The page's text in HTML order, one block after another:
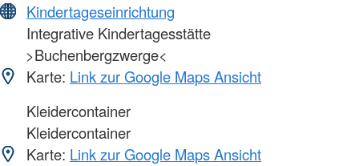
Kindertageseinrichtung
Integrative Kindertagesstätte
>Buchenbergzwerge<
Karte: Link zur Google Maps Ansicht
Kleidercontainer
Kleidercontainer
Karte: Link zur Google Maps Ansicht